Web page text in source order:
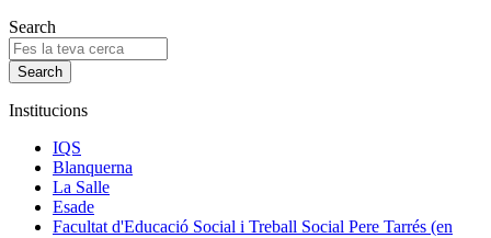
Search
Institucions
IQS
Blanquerna
La Salle
Esade
Facultat d'Educació Social i Treball Social Pere Tarrés (en